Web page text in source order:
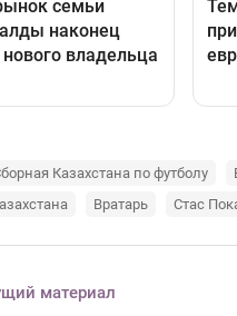
Казахстана по футболу
Вратарь Стас
материал